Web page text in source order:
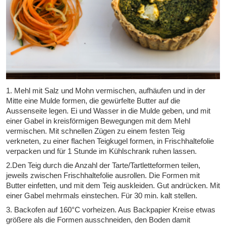
1. Mehl mit Salz und Mohn vermischen, aufhäufen und in der
Mitte eine Mulde formen, die gewürfelte Butter auf die
Aussenseite legen. Ei und Wasser in die Mulde geben, und mit
einer Gabel in kreisförmigen Bewegungen mit dem Mehl
vermischen. Mit schnellen Zügen zu einem festen Teig
verkneten, zu einer flachen Teigkugel formen, in Frischhaltefolie
verpacken und für 1 Stunde im Kühlschrank ruhen lassen.
2.Den Teig durch die Anzahl der Tarte/Tartletteformen teilen,
jeweils zwischen Frischhaltefolie ausrollen. Die Formen mit
Butter einfetten, und mit dem Teig auskleiden. Gut andrücken. Mit
einer Gabel mehrmals einstechen. Für 30 min. kalt stellen.
3. Backofen auf 160°C vorheizen. Aus Backpapier Kreise etwas
größere als die Formen ausschneiden, den Boden damit